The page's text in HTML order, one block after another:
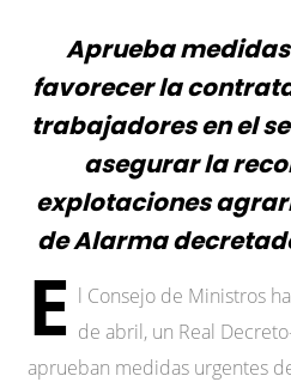
Aprueba
favorecer la
trabajadores en el
asegurar la
explotaciones
de Alarma
E l Consejo de Ministros
de abril, un Real
aprueban medidas urgentes